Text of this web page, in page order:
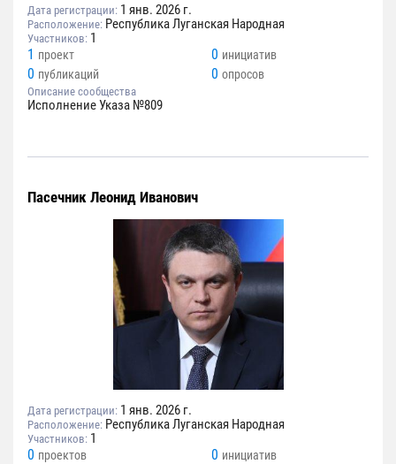
Дата регистрации: 1 янв. 2026 г.
Расположение: Республика Луганская Народная
Участников: 1
1 проект 0 инициатив
0 публикаций 0 опросов
Описание сообщества
Исполнение Указа №809
Пасечник Леонид Иванович
Дата регистрации: 1 янв. 2026 г.
Расположение: Республика Луганская Народная
Участников: 1
0 проектов 0 инициатив